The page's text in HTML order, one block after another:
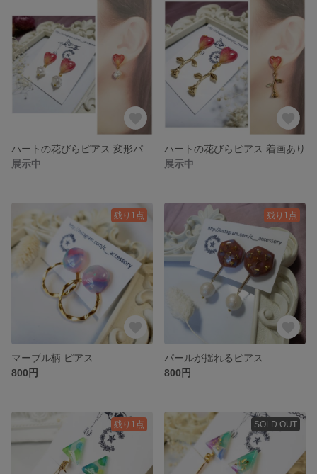
展示中
ハートの花びらピアス 着画あり
展示中
残り1点
マーブル柄 ピアス
800円
残り1点
パールが揺れるピアス
800円
残り1点 SOLD OUT